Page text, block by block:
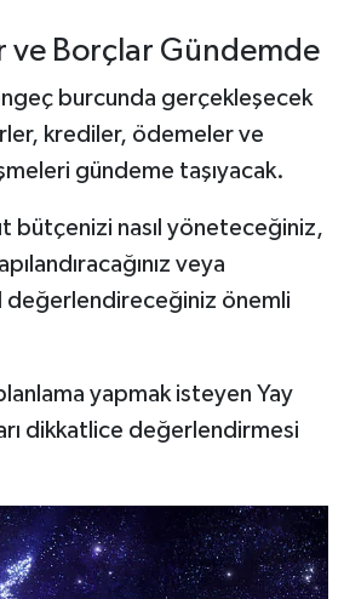
ve Borçlar Gündemde
burcunda gerçekleşecek
krediler, ödemeler ve
gündeme taşıyacak.
bütçenizi nasıl yöneteceğiniz,
veya
değerlendireceğiniz önemli
yapmak isteyen Yay
dikkatlice değerlendirmesi